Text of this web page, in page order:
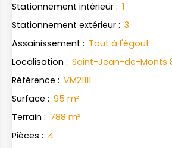
Stationnement intérieur : 1
Stationnement extérieur : 3
Assainissement : Tout à l'égout
Localisation : Saint-Jean-de-Monts
Référence : VM21111
Surface : 95 m²
Terrain : 788 m²
Pièces : 4